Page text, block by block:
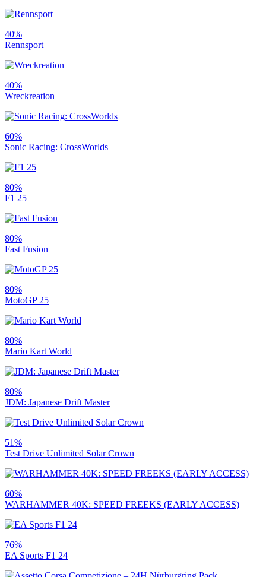
40%
Rennsport
40%
Wreckreation
60%
Sonic Racing: CrossWorlds
80%
F1 25
80%
Fast Fusion
80%
MotoGP 25
80%
Mario Kart World
80%
JDM: Japanese Drift Master
51%
Test Drive Unlimited Solar Crown
60%
WARHAMMER 40K: SPEED FREEKS (EARLY ACCESS)
76%
EA Sports F1 24